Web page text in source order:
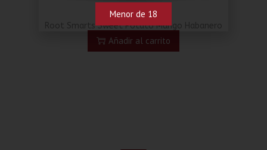
Root Smarts Sweet Potato Mango Habanero
Añadir al carrito
Menor de 18